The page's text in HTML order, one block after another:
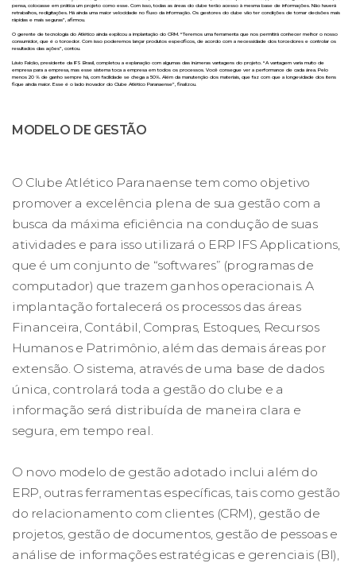
pensa, colocasse em prática um projeto como esse. Com isso, todas as áreas do clube terão acesso à mesma base de informações. Não haverá
retrabalhos, redigitações. Há ainda uma maior velocidade no fluxo da informação. Os gestores do clube vão ter condições de tomar decisões mais
rápidas e mais seguras”, afirmou.
O gerente de tecnologia do Atlético ainda explicou a implantação do CRM. “Teremos uma ferramenta que nos permitirá conhecer melhor o nosso
consumidor, que é o torcedor. Com isso poderemos lançar produtos específicos, de acordo com a necessidade dos torcedores e controlar os
resultados das ações”, contou.
Lávio Falcão, presidente da IFS Brasil, completou a explanação com algumas das inúmeras vantagens do projeto. “A vantagem varia muito de
empresa para a empresa, mas esse sistema toca a empresa em todos os processos. Você consegue ver a performance de cada área. Pelo
menos 20 % de ganho sempre há, com facilidade se chega a 50%. Além da manutenção dos materiais, que faz com que a longevidade dos itens
fique ainda maior. Esse é o lado inovador do Clube Atlético Paranaense”, finalizou.
MODELO DE GESTÃO
O Clube Atlético Paranaense tem como objetivo
promover a excelência plena de sua gestão com a
busca da máxima eficiência na condução de suas
atividades e para isso utilizará o ERP IFS Applications,
que é um conjunto de “softwares” (programas de
computador) que trazem ganhos operacionais. A
implantação fortalecerá os processos das áreas
Financeira, Contábil, Compras, Estoques, Recursos
Humanos e Patrimônio, além das demais áreas por
extensão. O sistema, através de uma base de dados
única, controlará toda a gestão do clube e a
informação será distribuída de maneira clara e
segura, em tempo real.
O novo modelo de gestão adotado inclui além do
ERP, outras ferramentas específicas, tais como gestão
do relacionamento com clientes (CRM), gestão de
projetos, gestão de documentos, gestão de pessoas e
análise de informações estratégicas e gerenciais (BI),